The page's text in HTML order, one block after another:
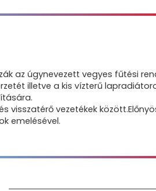
az úgynevezett vegyes fűtési
illetve a kis vízterű
visszatérő vezetékek
emelésével.